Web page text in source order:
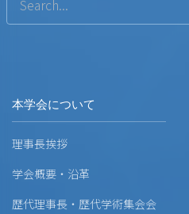
本学会について
理事長挨拶
学会概要・沿革
歴代理事長・歴代学術集会会